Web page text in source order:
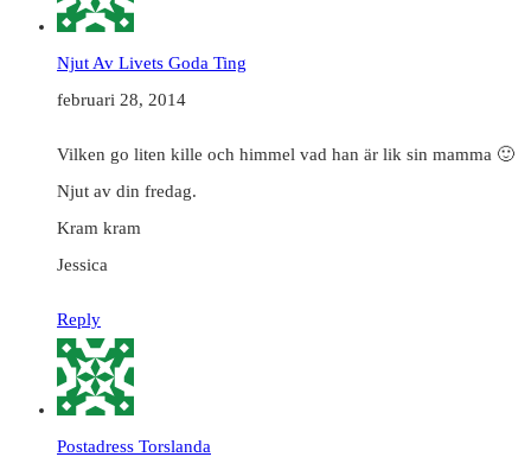
Njut Av Livets Goda Ting
februari 28, 2014
Vilken go liten kille och himmel vad han är lik sin mamma 🙂
Njut av din fredag.
Kram kram
Jessica
Reply
Postadress Torslanda